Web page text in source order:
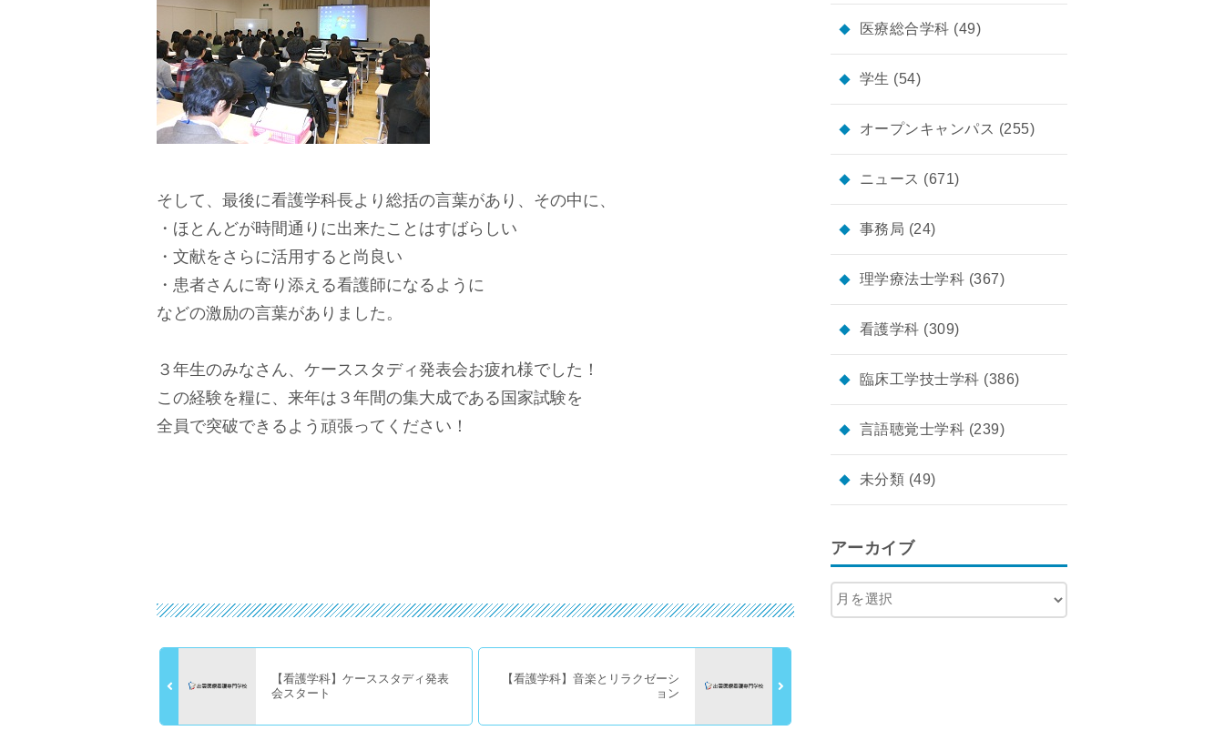
そして、最後に看護学科長より総括の言葉があり、その中に、
・ほとんどが時間通りに出来たことはすばらしい
・文献をさらに活用すると尚良い
・患者さんに寄り添える看護師になるように
などの激励の言葉がありました。
３年生のみなさん、ケーススタディ発表会お疲れ様でした！
この経験を糧に、来年は３年間の集大成である国家試験を
全員で突破できるよう頑張ってください！
【看護学科】ケーススタディ発表
会スタート
【看護学科】音楽とリラクゼーシ
ョン
医療総合学科 (49)
学生 (54)
オープンキャンパス (255)
ニュース (671)
事務局 (24)
理学療法士学科 (367)
看護学科 (309)
臨床工学技士学科 (386)
言語聴覚士学科 (239)
未分類 (49)
アーカイブ